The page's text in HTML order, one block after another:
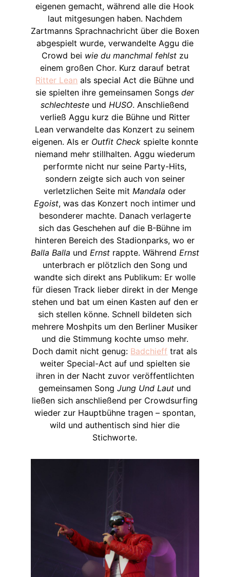
eigenen gemacht, während alle die Hook
laut mitgesungen haben. Nachdem
Zartmanns Sprachnachricht über die Boxen
abgespielt wurde, verwandelte Aggu die
Crowd bei wie du manchmal fehlstzu
einem großen Chor. Kurz darauf betrat
Ritter Lean als special Act die Bühne und
sie spielten ihre gemeinsamen Songsder
schlechteste undHUSO. Anschließend
verließ Aggu kurz die Bühne und Ritter
Lean verwandelte das Konzert zu seinem
eigenen. Als er Outfit Checkspielte konnte
niemand mehr stillhalten. Aggu wiederum
performte nicht nur seine Party-Hits,
sondern zeigte sich auch von seiner
verletzlichen Seite mitMandala oder
Egoist, was das Konzert noch intimer und
besonderer machte. Danach verlagerte
sich das Geschehen auf die B-Bühne im
hinteren Bereich des Stadionparks, wo er
Balla Balla und Ernstrappte. Während Ernst
unterbrach er plötzlich den Song und
wandte sich direkt ans Publikum: Er wolle
für diesen Track lieber direkt in der Menge
stehen und bat um einen Kasten auf den er
sich stellen könne. Schnell bildeten sich
mehrere Moshpits um den Berliner Musiker
und die Stimmung kochte umso mehr.
Doch damit nicht genug: Badchieff trat als
weiter Special-Act auf und spielten sie
ihren in der Nacht zuvor veröffentlichten
gemeinsamen SongJung Und Laut und
ließen sich anschließend per Crowdsurfing
wieder zur Hauptbühne tragen – spontan,
wild und authentisch sind hier die
Stichworte.